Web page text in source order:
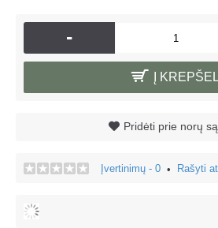
-
Į KREPŠELĮ
Pridėti prie norų
Įvertinimų - 0 • Rašyti